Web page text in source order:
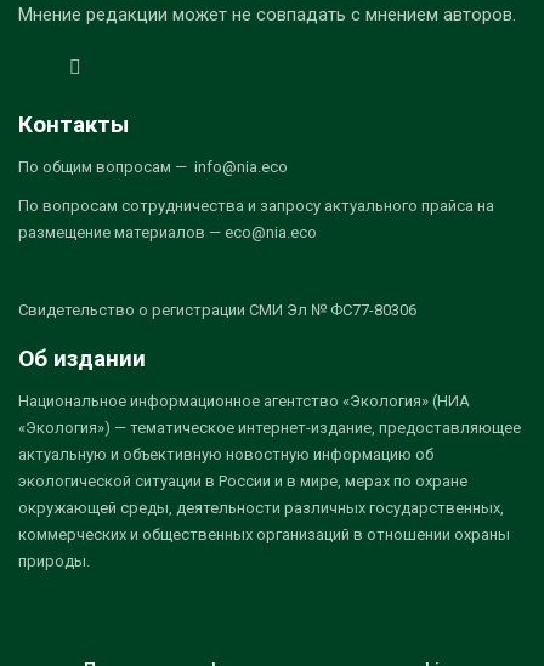
Мнение редакции может не совпадать с мнением авторов.
Контакты
По общим вопросам — info@nia.eco
По вопросам сотрудничества и запросу актуального прайса на
размещение материалов — eco@nia.eco
Свидетельство о регистрации СМИ Эл № ФС77-80306
Об издании
Национальное информационное агентство «Экология» (НИА
«Экология») — тематическое интернет-издание, предоставляющее
актуальную и объективную новостную информацию об
экологической ситуации в России и в мире, мерах по охране
окружающей среды, деятельности различных государственных,
коммерческих и общественных организаций в отношении охраны
природы.